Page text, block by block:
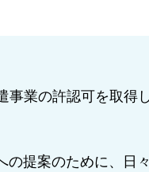
事業の許認可を取得
提案のために、日